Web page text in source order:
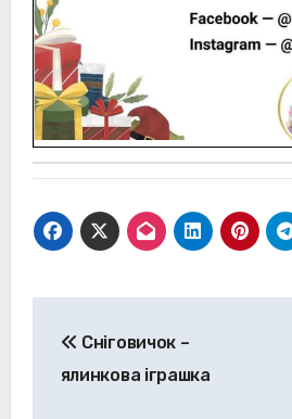
записів
Сніговичок –
ялинкова іграшка